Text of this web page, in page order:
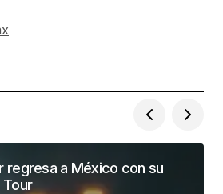
regresa a México con su